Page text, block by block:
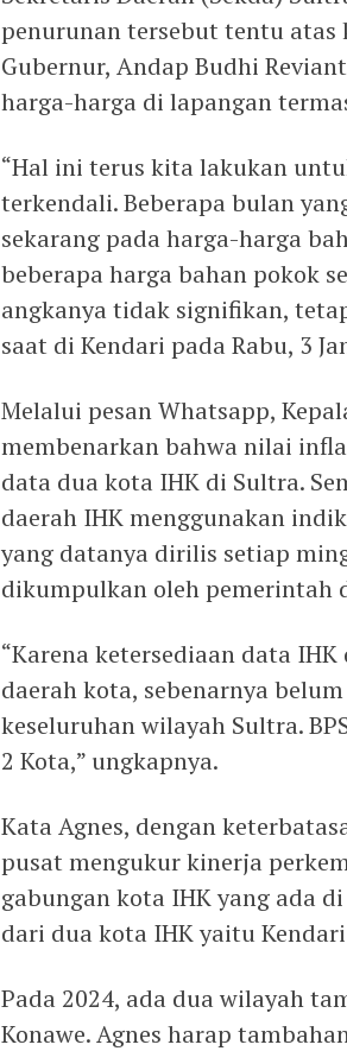
penurunan tersebut tentu atas
Gubernur, Andap Budhi
harga-harga di lapangan
“Hal ini terus kita lakukan
terkendali. Beberapa bulan
sekarang pada harga-harga
beberapa harga bahan pokok
angkanya tidak signifikan,
saat di Kendari pada Rabu, 3
Melalui pesan Whatsapp,
membenarkan bahwa nilai
data dua kota IHK di Sultra.
daerah IHK menggunakan
yang datanya dirilis setiap
dikumpulkan oleh pemerintah
“Karena ketersediaan data
daerah kota, sebenarnya
keseluruhan wilayah Sultra.
2 Kota,” ungkapnya.
Kata Agnes, dengan
pusat mengukur kinerja
gabungan kota IHK yang ada
dari dua kota IHK yaitu
Pada 2024, ada dua wilayah
Konawe. Agnes harap